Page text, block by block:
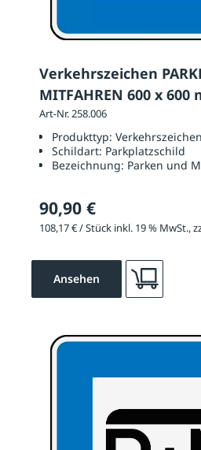
Verkehrszeichen
MITFAHREN 600 x 600
Art-Nr. 258.006
Produkttyp: Verkehrszeichen
Schildart: Parkplatzschild
Bezeichnung: Parken und
90,90 €
108,17 € / Stück inkl. 19 % MwSt.,
Ansehen